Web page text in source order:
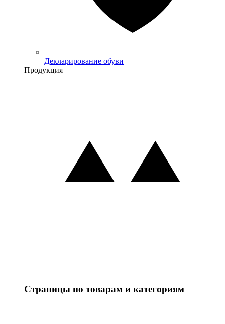
Декларирование обуви
Продукция
Страницы по товарам и категориям